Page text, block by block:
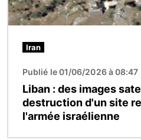
Iran
Publié le 01/06/2026 à 08:47
Liban : des images
destruction d'un site
l'armée israélienne